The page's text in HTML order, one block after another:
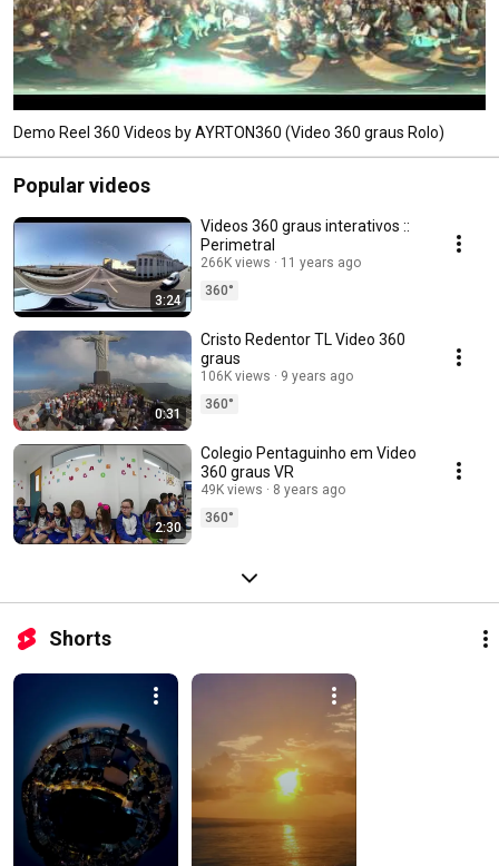
Demo Reel 360 Videos by AYRTON360 (Video 360 graus Rolo)
Popular videos
3:24
Videos 360 graus interativos ::
Perimetral
266K views
11 years ago
360°
0:31
Cristo Redentor TL Video 360
graus
106K views
9 years ago
360°
2:30
Colegio Pentaguinho em Video
360 graus VR
49K views
8 years ago
360°
Shorts